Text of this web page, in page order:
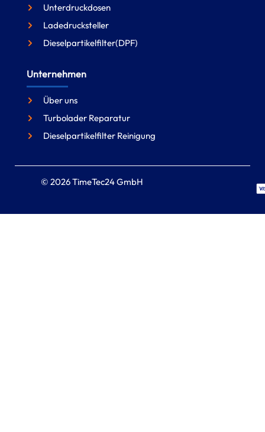
Unterdruckdosen
Ladedrucksteller
Dieselpartikelfilter(DPF)
Unternehmen
Über uns
Turbolader Reparatur
Dieselpartikelfilter Reinigung
© 2026 TimeTec24 GmbH